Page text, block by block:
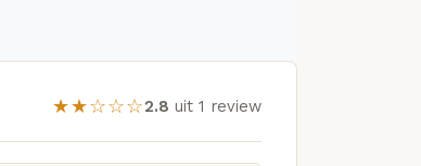
★★☆☆☆2.8 uit 1 review